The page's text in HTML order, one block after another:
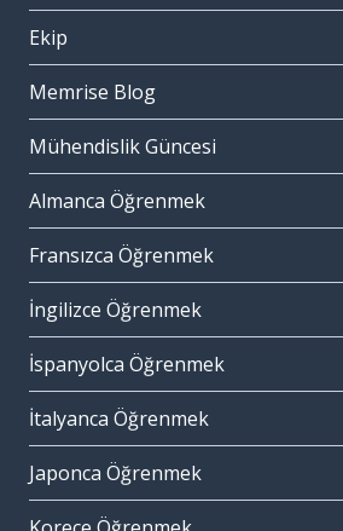
Ekip
Memrise Blog
Mühendislik Güncesi
Almanca Öğrenmek
Fransızca Öğrenmek
İngilizce Öğrenmek
İspanyolca Öğrenmek
İtalyanca Öğrenmek
Japonca Öğrenmek